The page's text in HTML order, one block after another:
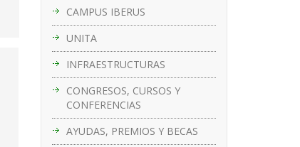
CAMPUS IBERUS
UNITA
INFRAESTRUCTURAS
CONGRESOS, CURSOS Y
CONFERENCIAS
AYUDAS, PREMIOS Y BECAS